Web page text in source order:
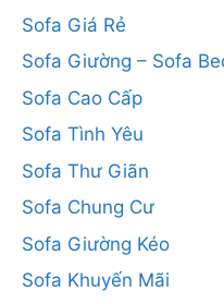
Sofa Giá Rẻ
Sofa Giường – Sofa
Sofa Cao Cấp
Sofa Tình Yêu
Sofa Thư Giãn
Sofa Chung Cư
Sofa Giường Kéo
Sofa Khuyến Mãi